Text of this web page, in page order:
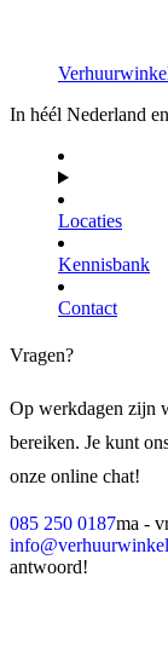
In héél Nederland
Locaties
Kennisbank
Contact
Vragen?
Op werkdagen zijn
bereiken. Je kunt
onze online chat!
085 250 0187ma -
antwoord!